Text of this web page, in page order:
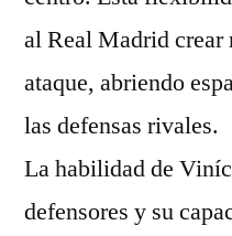
al Real Madrid crear
ataque, abriendo
las defensas rivales.
La habilidad de
defensores y su